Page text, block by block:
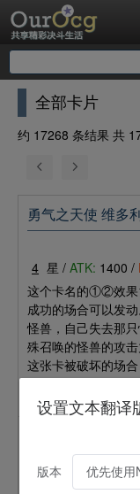
全部卡片
约 17268 条结果 共
勇气之天使 维多
4 星 / ATK: 1400 /
这个卡名的①②效果
成功的场合可以发
怪兽，自己失去那
殊召唤的怪兽的攻
这张卡被破坏的场
使族怪兽除外发动
族怪兽加入手牌。
这个卡名的卡1回
设置文本翻译
版本